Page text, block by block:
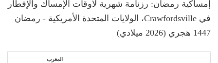
إمساكية رمضان: رزنامة شهرية لأوقات الإمساك والإفطار
في Crawfordsville، الولايات المتحدة الأمريكية - رمضان
1447 هجري (2026 ميلادي)
المغرب